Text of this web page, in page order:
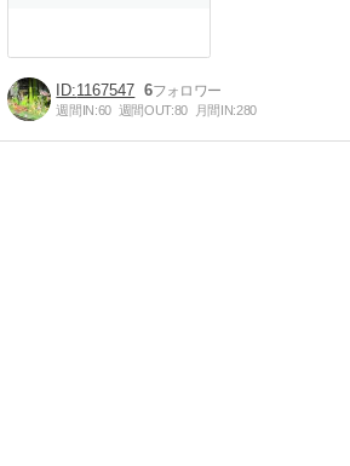
1167547 6
週間IN:60 週間OUT:80 月間IN:280